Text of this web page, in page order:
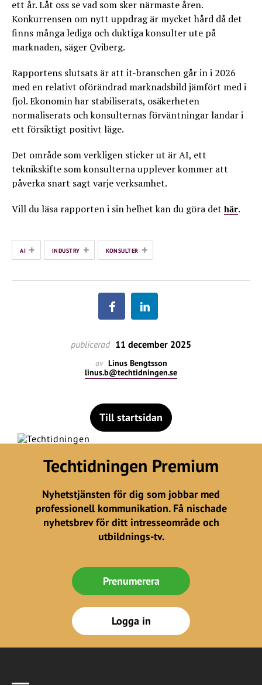
ett år. Låt oss se vad som sker närmaste åren.
Konkurrensen om nytt uppdrag är mycket hård då det
finns många lediga och duktiga konsulter ute på
marknaden, säger Qviberg.
Rapportens slutsats är att it-branschen går in i 2026
med en relativt oförändrad marknadsbild jämfört med i
fjol. Ekonomin har stabiliserats, osäkerheten
normaliserats och konsulternas förväntningar landar i
ett försiktigt positivt läge.
Det område som verkligen sticker ut är AI, ett
teknikskifte som konsulterna upplever kommer att
påverka snart sagt varje verksamhet.
Vill du läsa rapporten i sin helhet kan du göra det här.
AI + INDUSTRY + KONSULTER +
publicerad 11 december 2025
av Linus Bengtsson
linus.b@techtidningen.se
Till startsidan
Techtidningen Premium
Nyhetstjänsten för dig som jobbar med
professionell kommunikation. Få nischade
nyhetsbrev för ditt intresseområde och
utbildnings-tv.
Prenumerera
Logga in